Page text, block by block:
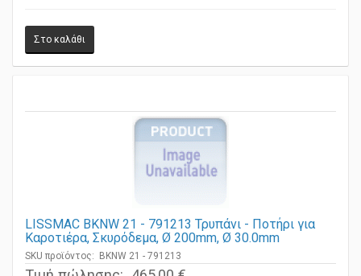
LISSMAC BKNW 21 - 791213 Τρυπάνι - Ποτήρι για
Καροτιέρα, Σκυρόδεμα, Ø 200mm, Ø 30.0mm
SKU προϊόντος: BKNW 21 - 791213